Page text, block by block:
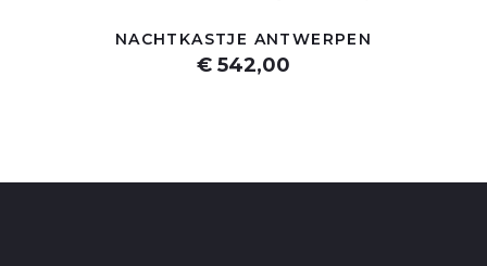
NACHTKASTJE ANTWERPEN
€ 542,00